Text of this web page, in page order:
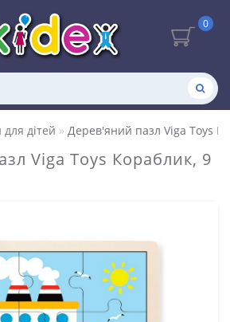
0
дітей Дерев'яний пазл Viga Toys
Viga Toys Кораблик, 9